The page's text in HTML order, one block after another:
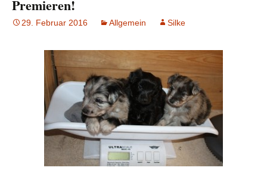
Premieren!
29. Februar 2016 Allgemein Silke